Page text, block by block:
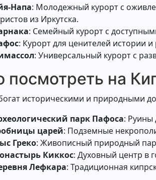
Напа: Молодежный курорт с
из Иркутска.
: Семейный курорт с
: Курорт для ценителей истории
: Универсальный курорт с
посмотреть на
историческими и природными
парк Пафоса: Руины
царей: Подземные
Греко: Живописный природный
Киккос: Духовный центр в
Лефкара: Традиционная